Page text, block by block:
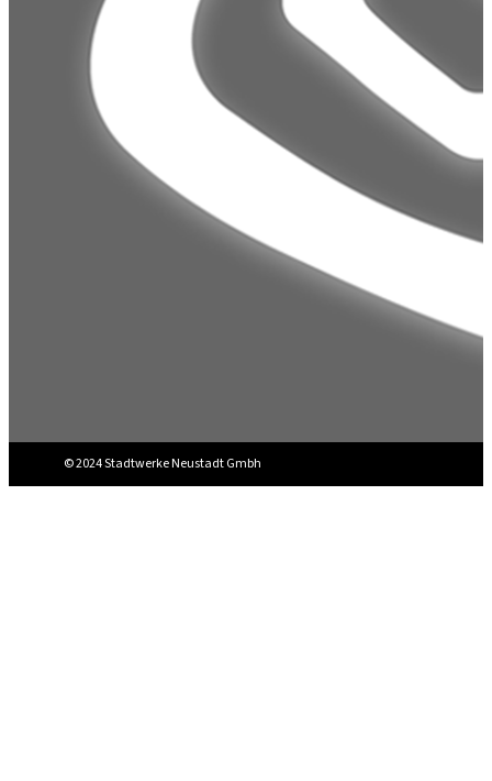
© 2024 Stadtwerke Neustadt Gmbh